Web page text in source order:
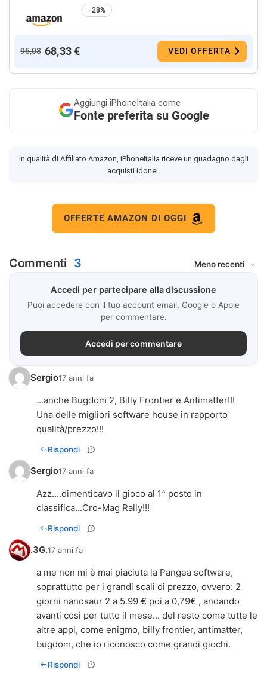
−28%
95,08 68,33 € VEDI OFFERTA
Aggiungi iPhoneItalia come
Fonte preferita su Google
In qualità di Affiliato Amazon, iPhoneItalia riceve un guadagno dagli
acquisti idonei.
OFFERTE AMAZON DI OGGI
Commenti 3
Accedi per partecipare alla discussione
Puoi accedere con il tuo account email, Google o Apple
per commentare.
Accedi per commentare
Sergio17 anni fa
...anche Bugdom 2, Billy Frontier e Antimatter!!!
Una delle migliori software house in rapporto
qualità/prezzo!!!
Rispondi
Sergio17 anni fa
Azz....dimenticavo il gioco al 1^ posto in
classifica...Cro-Mag Rally!!!
Rispondi
.3G.17 anni fa
a me non mi è mai piaciuta la Pangea software,
soprattutto per i grandi scali di prezzo, ovvero: 2
giorni nanosaur 2 a 5.99 € poi a 0,79€ , andando
avanti così per tutto il mese... del resto come tutte le
altre appl, come enigmo, billy frontier, antimatter,
bugdom, che io riconosco come grandi giochi.
Rispondi